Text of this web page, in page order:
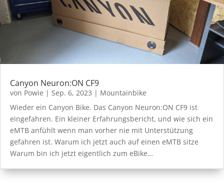
Canyon Neuron:ON CF9
von Powie | Sep. 6, 2023 | Mountainbike
Wieder ein Canyon Bike. Das Canyon Neuron:ON CF9 ist
eingefahren. Ein kleiner Erfahrungsbericht, und wie sich ein
eMTB anfühlt wenn man vorher nie mit Unterstützung
gefahren ist. Warum ich jetzt auch auf einen eMTB sitze
Warum bin ich jetzt eigentlich zum eBike…